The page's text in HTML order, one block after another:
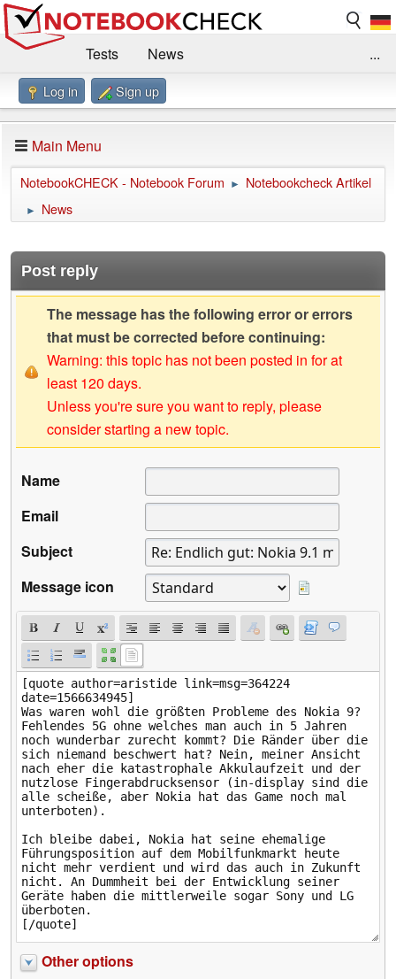
Tests
News
Benchmarks / Technik
Forum
Impressum
...
Log in Sign up
Main Menu
NotebookCHECK - Notebook Forum ► Notebookcheck Artikel
► News
Post reply
The message has the following error or errors
that must be corrected before continuing:
Warning: this topic has not been posted in for at
least 120 days.
Unless you're sure you want to reply, please
consider starting a new topic.
Name
Email
Subject
Message icon
Other options